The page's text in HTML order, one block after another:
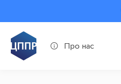
Про нас